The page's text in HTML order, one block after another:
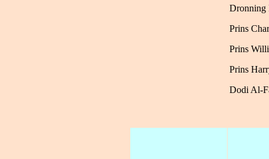
Dronning
Prins
Prins
Prins
Dodi Al-